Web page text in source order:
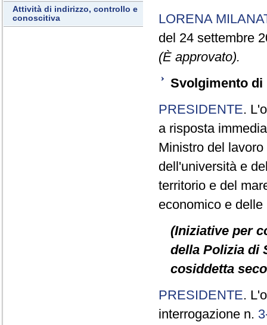
Attività di indirizzo, controllo e
conoscitiva
LORENA
del 24 settembre
(È approvato).
Svolgimento
PRESIDENTE.
a risposta
Ministro del
dell'università e
territorio e del
economico e
(Iniziative per
della Polizia di
cosiddetta
PRESIDENTE.
interrogazione n.